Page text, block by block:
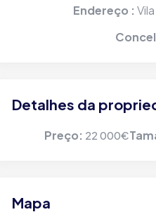
Endereço :
Detalhes da
Preço: 22 000€
Mapa
Salgueiro Maia